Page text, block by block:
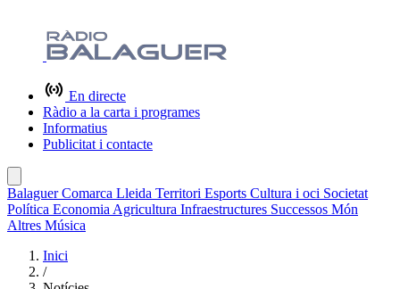
En directe
Ràdio a la carta i programes
Informatius
Publicitat i contacte
BalaguerComarca Lleida Territori Esports Cultura i oci Societat
Política Economia Agricultura Infraestructures Successos Món
Altres Música
Inici
/